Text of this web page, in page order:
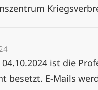
ist die
besetzt. E-Mails